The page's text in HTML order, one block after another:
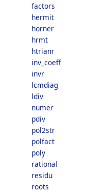
factors
hermit
horner
hrmt
htrianr
inv_coeff
invr
lcmdiag
ldiv
numer
pdiv
pol2str
polfact
poly
rational
residu
roots